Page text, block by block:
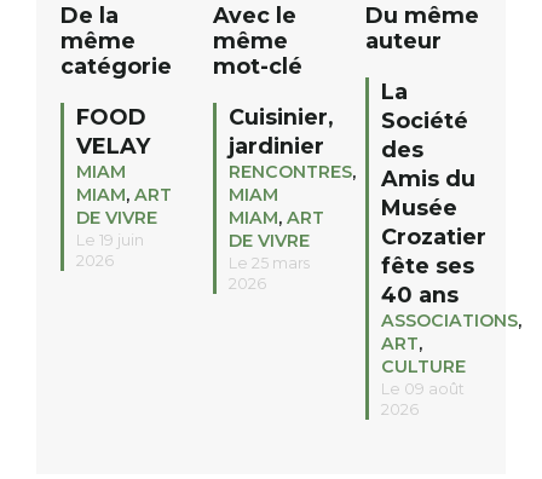
De la
même
catégorie
FOOD
VELAY
MIAM
MIAM, ART
DE VIVRE
Le 19 juin
2026
Avec le
même
mot-clé
Cuisinier,
jardinier
RENCONTRES,
MIAM
MIAM, ART
DE VIVRE
Le 25 mars
2026
Du même
auteur
La
Société
des
Amis du
Musée
Crozatier
fête ses
40 ans
ASSOCIATIONS,
ART,
CULTURE
Le 09 août
2026